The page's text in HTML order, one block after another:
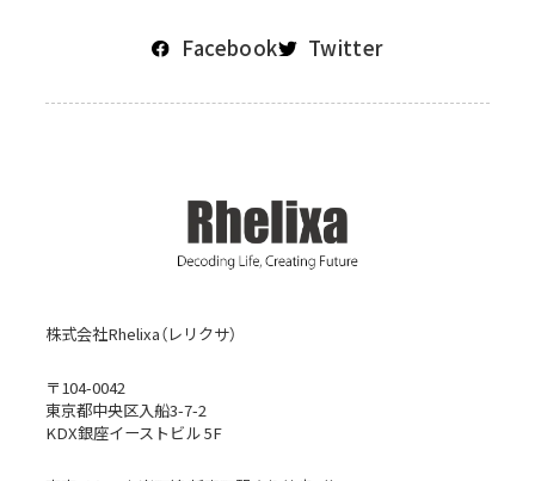
株式会社Rhelixa（レリクサ）
〒104-0042
東京都中央区入船3-7-2
KDX銀座イーストビル 5F
Facebook Twitter